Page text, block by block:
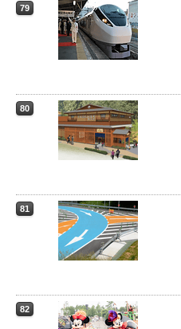
79
80
81
82